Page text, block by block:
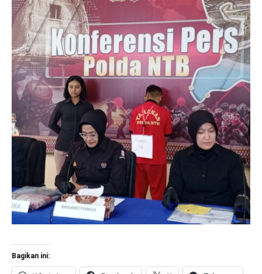
Bagikan ini: